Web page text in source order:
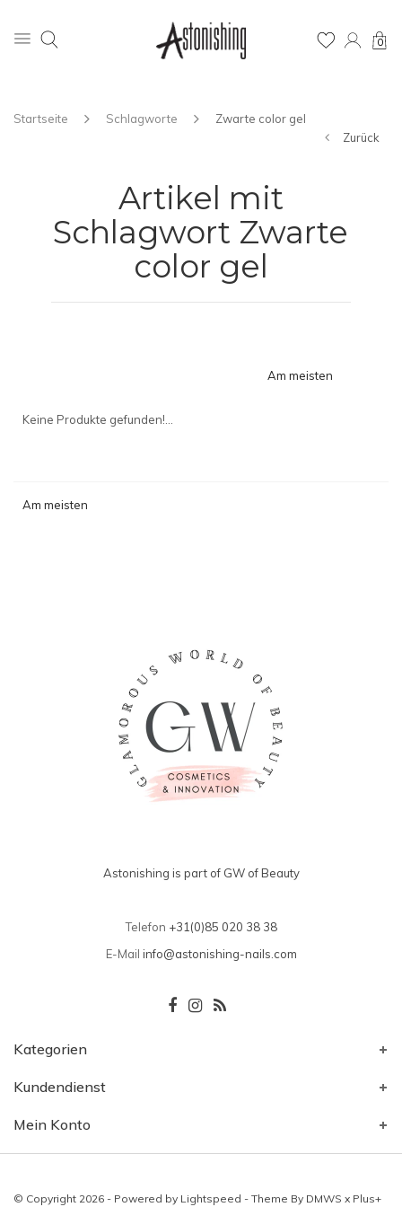
0
Startseite Schlagworte
Zwarte color gel
Zurück
Artikel mit
Schlagwort Zwarte
color gel
Am meisten
Keine Produkte gefunden!...
Am meisten
Astonishing is part of GW of Beauty
Telefon +31(0)85 020 38 38
E-Mail info@astonishing-nails.com
Kategorien
Kundendienst
Mein Konto
© Copyright 2026 - Powered by Lightspeed - Theme By DMWS x Plus+